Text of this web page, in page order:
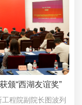
颁“西湖友谊奖”
程院副院长图波列